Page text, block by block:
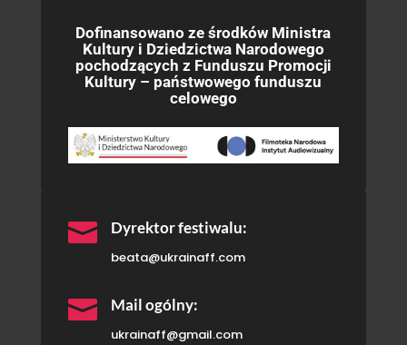
Dofinansowano ze środków Ministra
Kultury i Dziedzictwa Narodowego
pochodzących z Funduszu Promocji
Kultury – państwowego funduszu
celowego
 Dyrektor festiwalu:
beata@ukrainaff.com
 Mail ogólny:
ukrainaff@gmail.com